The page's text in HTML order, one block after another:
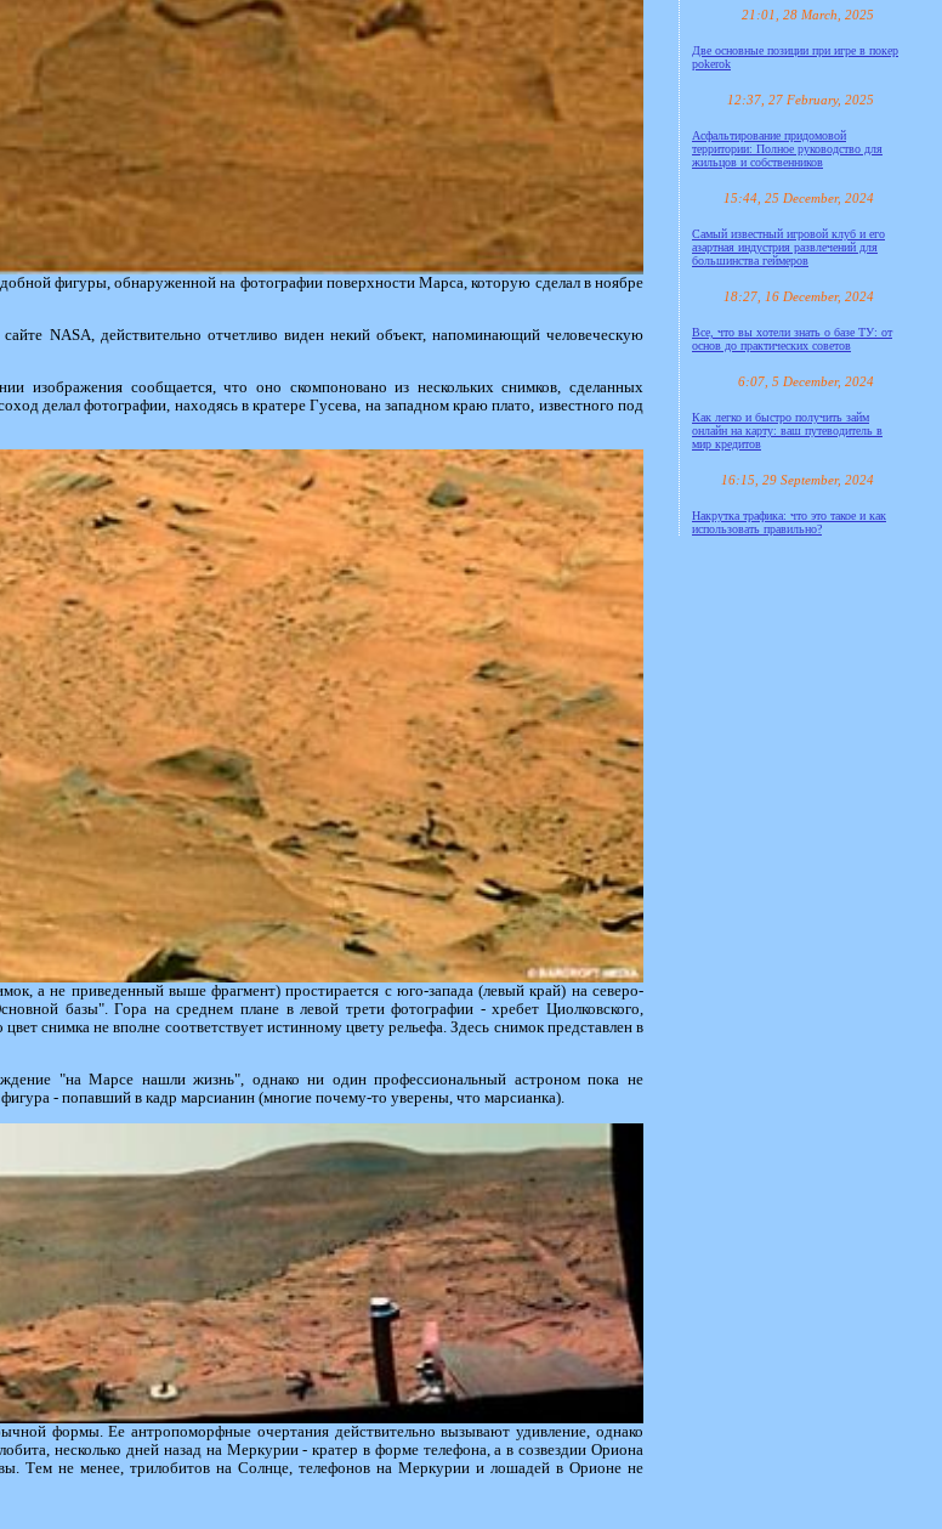
фигуры, обнаруженной на фотографии поверхности Марса, которую сделал в ноябре
NASA, действительно отчетливо виден некий объект, напоминающий человеческую
изображения сообщается, что оно скомпоновано из нескольких снимков, сделанных
делал фотографии, находясь в кратере Гусева, на западном краю плато, известного под
а не приведенный выше фрагмент) простирается с юго-запада (левый край) на северо-
базы". Гора на среднем плане в левой трети фотографии - хребет Циолковского,
снимка не вполне соответствует истинному цвету рельефа. Здесь снимок представлен в
"на Марсе нашли жизнь", однако ни один профессиональный астроном пока не
- попавший в кадр марсианин (многие почему-то уверены, что марсианка).
формы. Ее антропоморфные очертания действительно вызывают удивление, однако
несколько дней назад на Меркурии - кратер в форме телефона, а в созвездии Ориона
Тем не менее, трилобитов на Солнце, телефонов на Меркурии и лошадей в Орионе не
21:01, 28 March, 2025
Две основные позиции при игре в покер
pokerok
12:37, 27 February, 2025
Асфальтирование придомовой
территории: Полное руководство для
жильцов и собственников
15:44, 25 December, 2024
Самый известный игровой клуб и его
азартная индустрия развлечений для
большинства геймеров
18:27, 16 December, 2024
Все, что вы хотели знать о базе ТУ: от
основ до практических советов
6:07, 5 December, 2024
Как легко и быстро получить займ
онлайн на карту: ваш путеводитель в
мир кредитов
16:15, 29 September, 2024
Накрутка трафика: что это такое и как
использовать правильно?